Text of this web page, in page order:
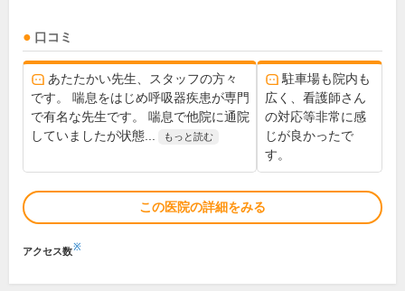
口コミ
あたたかい先生、スタッフの方々
です。 喘息をはじめ呼吸器疾患が専門
で有名な先生です。 喘息で他院に通院
していましたが状態...
もっと読む
駐車場も院内も
広く、看護師さん
の対応等非常に感
じが良かったで
す。
この医院の詳細をみる
アクセス数※